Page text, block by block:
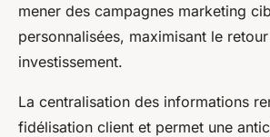
mener des campagnes marketing
personnalisées, maximisant le
investissement.
La centralisation des informations
fidélisation client et permet une